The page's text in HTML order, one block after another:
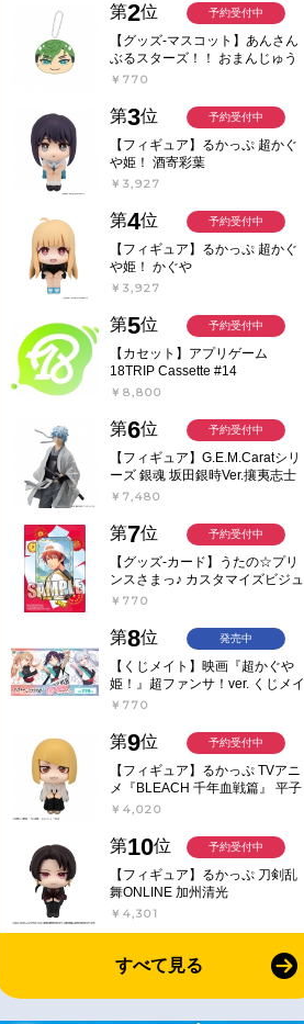
第2位
【グッズ-マスコット】あんさん
ぶるスターズ！！ おまんじゅう
にぎにぎマスコット ねくすと2
￥770
予約受付中
第3位
【フィギュア】るかっぷ 超かぐ
や姫！ 酒寄彩葉
￥3,927
予約受付中
第4位
【フィギュア】るかっぷ 超かぐ
や姫！ かぐや
￥3,927
予約受付中
第5位
【カセット】アプリゲーム
18TRIP Cassette #14
￥8,800
予約受付中
第6位
【フィギュア】G.E.M.Caratシリ
ーズ 銀魂 坂田銀時Ver.攘夷志士
完成品フィギュア
￥7,480
予約受付中
第7位
【グッズ-カード】うたの☆プリ
ンスさまっ♪ カスタマイズビジュ
アルカードコレクション Best
￥770
予約受付中
第8位
【くじメイト】映画『超かぐや
姫！』超ファンサ！ver. くじメイ
ト
￥770
発売中
第9位
【フィギュア】るかっぷ TVアニ
メ『BLEACH 千年血戦篇』 平子
真子
￥4,020
予約受付中
第10位
【フィギュア】るかっぷ 刀剣乱
舞ONLINE 加州清光
￥4,301
予約受付中
すべて見る